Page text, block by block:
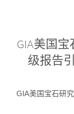
GIA美国
级报告
GIA美国宝石研